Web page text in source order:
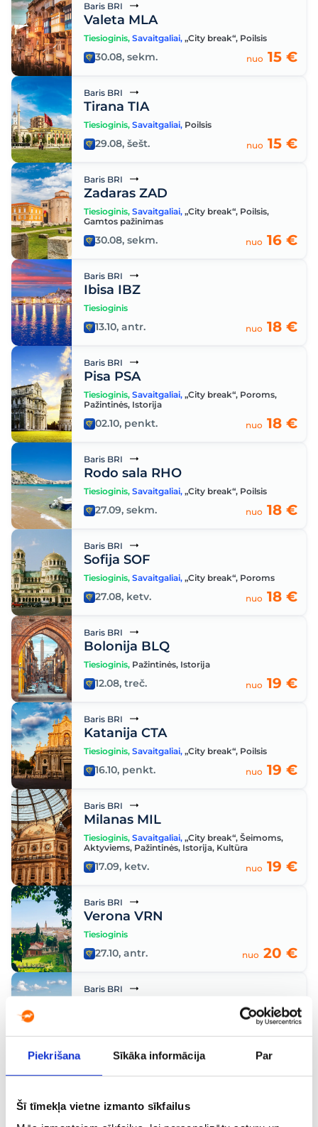
Piekrišana Sīkāka informācija Par
Šī tīmekļa vietne izmanto sīkfailus
Baris BRI
Valeta MLA
Tiesioginis, Savaitgaliai, „City break“, Poilsis
30.08, sekm. nuo 15 €
Baris BRI
Tirana TIA
Tiesioginis, Savaitgaliai, Poilsis
29.08, šešt. nuo 15 €
Baris BRI
Zadaras ZAD
Tiesioginis, Savaitgaliai, „City break“, Poilsis,
Gamtos pažinimas
30.08, sekm. nuo 16 €
Baris BRI
Ibisa IBZ
Tiesioginis
13.10, antr. nuo 18 €
Baris BRI
Pisa PSA
Tiesioginis, Savaitgaliai, „City break“, Poroms,
Pažintinės, Istorija
02.10, penkt. nuo 18 €
Baris BRI
Rodo sala RHO
Tiesioginis, Savaitgaliai, „City break“, Poilsis
27.09, sekm. nuo 18 €
Baris BRI
Sofija SOF
Tiesioginis, Savaitgaliai, „City break“, Poroms
27.08, ketv. nuo 18 €
Baris BRI
Bolonija BLQ
Tiesioginis, Pažintinės, Istorija
12.08, treč. nuo 19 €
Baris BRI
Katanija CTA
Tiesioginis, Savaitgaliai, „City break“, Poilsis
16.10, penkt. nuo 19 €
Baris BRI
Milanas MIL
Tiesioginis, Savaitgaliai, „City break“, Šeimoms,
Aktyviems, Pažintinės, Istorija, Kultūra
17.09, ketv. nuo 19 €
Baris BRI
Verona VRN
Tiesioginis
27.10, antr. nuo 20 €
Baris BRI
Šeimoms,
19.10, pirm. nuo20 €
Turinas TRN